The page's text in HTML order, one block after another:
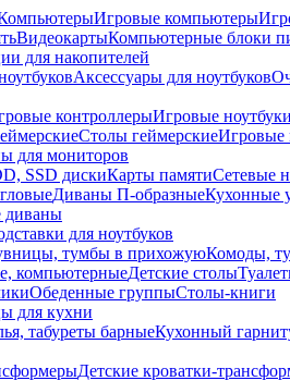
Игровые компьютеры
ВидеокартыКомпьютерные блоки
для накопителей
Аксессуары для ноутбуков
контроллерыИгровые ноутбуки
Столы геймерскиеИгровые
для мониторов
SSD дискиКарты памятиСетевые
Диваны П-образныеКухонные
диваны
для ноутбуков
тумбы в прихожуюКомоды,
компьютерныеДетские столы
Обеденные группыСтолы-книги
для кухни
табуреты барныеКухонный
Детские кроватки-